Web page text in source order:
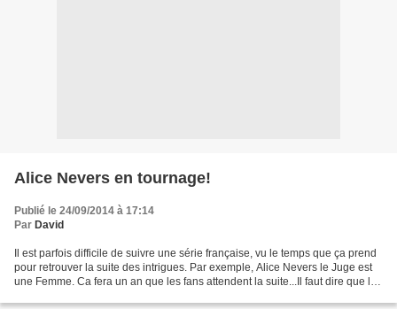
Alice Nevers en tournage!
Publié le 24/09/2014 à 17:14
Par David
Il est parfois difficile de suivre une série française, vu le temps que ça prend
pour retrouver la suite des intrigues. Par exemple, Alice Nevers le Juge est
une Femme. Ca fera un an que les fans attendent la suite...Il faut dire que le